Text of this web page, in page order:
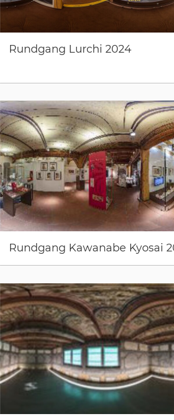
Rundgang Lurchi 2024
Rundgang Kawanabe Kyosai